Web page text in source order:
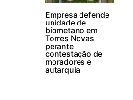
Empresa defende
unidade de
biometano em
Torres Novas
perante
contestação de
moradores e
autarquia